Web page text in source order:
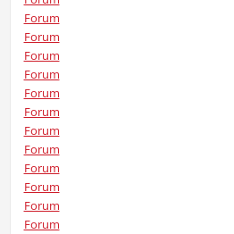
Forum
Forum
Forum
Forum
Forum
Forum
Forum
Forum
Forum
Forum
Forum
Forum